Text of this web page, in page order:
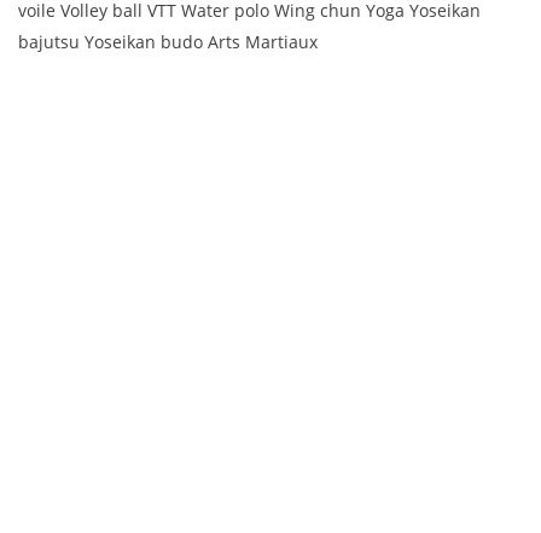
voile Volley ball VTT Water polo Wing chun Yoga Yoseikan
bajutsu Yoseikan budo Arts Martiaux